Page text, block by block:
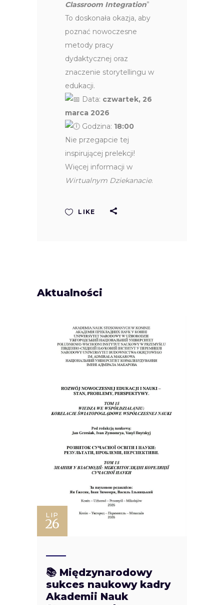
Classroom Integration”
To doskonała okazja, aby
poznać nowoczesne
metody pracy
dydaktycznej oraz
znaczenie storytellingu w
edukacji.
Data: czwartek, 26
marca 2026
Godzina: 18:00
Nie przegapcie tej
inspirującej prelekcji!
Więcej informacji w
Wirtualnym Dziekanacie.
LIKE
Aktualności
LIP
26
📚 Międzynarodowy
sukces naukowy kadry
Akademii Nauk